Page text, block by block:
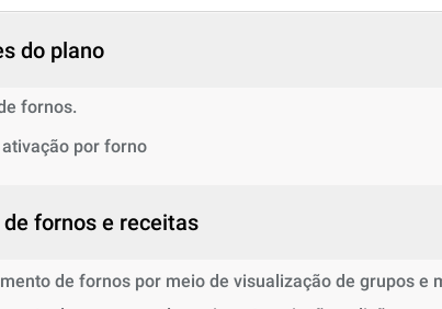
do plano
fornos.
por forno
de fornos e receitas
de fornos por meio de visualização de grupos e